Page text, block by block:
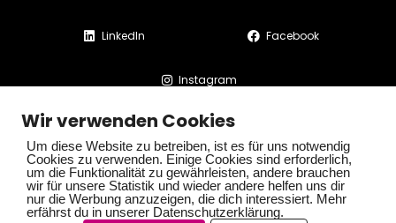
LinkedIn Facebook
Instagram
© SOMAPHARM AG. Alle Rechte vorbehalten
Wir verwenden Cookies
Um diese Website zu betreiben, ist es für uns notwendig
Cookies zu verwenden. Einige Cookies sind erforderlich,
um die Funktionalität zu gewährleisten, andere brauchen
wir für unsere Statistik und wieder andere helfen uns dir
nur die Werbung anzuzeigen, die dich interessiert. Mehr
erfährst du in unserer Datenschutzerklärung.